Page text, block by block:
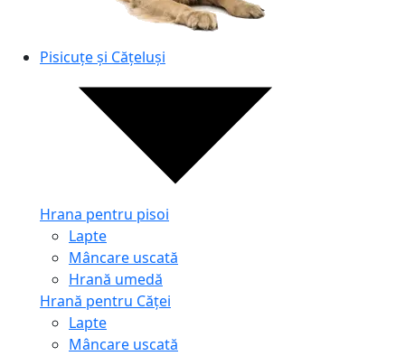
Pisicuțe și Cățeluși
Hrana pentru pisoi
Lapte
Mâncare uscată
Hrană umedă
Hrană pentru Căței
Lapte
Mâncare uscată